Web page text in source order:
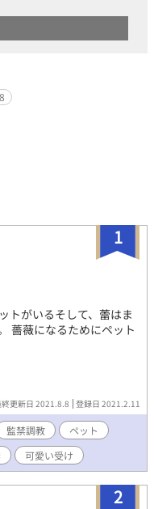
1
トがいるそして、蕾はま
薔薇になるためにペット
更新日 2021.8.8 登録日 2021.2.11
監禁調教
ペット
可愛い受け
2